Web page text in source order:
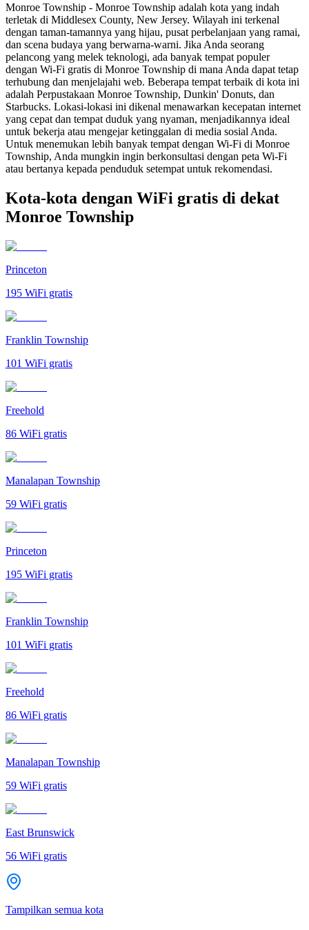
Monroe Township - Monroe Township adalah kota yang indah
terletak di Middlesex County, New Jersey. Wilayah ini terkenal
dengan taman-tamannya yang hijau, pusat perbelanjaan yang ramai,
dan scena budaya yang berwarna-warni. Jika Anda seorang
pelancong yang melek teknologi, ada banyak tempat populer
dengan Wi-Fi gratis di Monroe Township di mana Anda dapat tetap
terhubung dan menjelajahi web. Beberapa tempat terbaik di kota ini
adalah Perpustakaan Monroe Township, Dunkin' Donuts, dan
Starbucks. Lokasi-lokasi ini dikenal menawarkan kecepatan internet
yang cepat dan tempat duduk yang nyaman, menjadikannya ideal
untuk bekerja atau mengejar ketinggalan di media sosial Anda.
Untuk menemukan lebih banyak tempat dengan Wi-Fi di Monroe
Township, Anda mungkin ingin berkonsultasi dengan peta Wi-Fi
atau bertanya kepada penduduk setempat untuk rekomendasi.
Kota-kota dengan WiFi gratis di dekat
Monroe Township
Princeton
195 WiFi gratis
Franklin Township
101 WiFi gratis
Freehold
86 WiFi gratis
Manalapan Township
59 WiFi gratis
Princeton
195 WiFi gratis
Franklin Township
101 WiFi gratis
Freehold
86 WiFi gratis
Manalapan Township
59 WiFi gratis
East Brunswick
56 WiFi gratis
Tampilkan semua kota